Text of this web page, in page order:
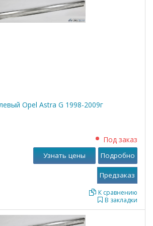
Opel Astra G 1998-2009г
Под заказ
В закладки
К сравнению
Узнать цены Подробно